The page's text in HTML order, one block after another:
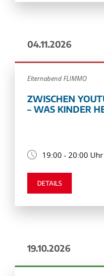
04.11.2026
Elternabend FLIMMO
ZWISCHEN
– WAS KINDER
19:00 - 20:00 Uhr
DETAILS
19.10.2026